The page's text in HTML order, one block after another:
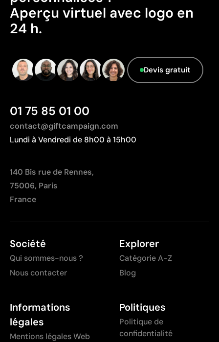
transport plus importante par rapport à l'Europe.
Données avancées - Points: 0 / 5
Le fournisseur ne dispose pas de cette
Aperçu virtuel avec logo en
24 h.
Devis gratuit
01 75 85 01 00
contact@giftcampaign.com
Lundi à Vendredi de 8h00 à 15h00
140 Bis rue de Rennes,
75006, Paris
France
Société
Qui sommes-nous ?
Nous contacter
Explorer
Catégorie A-Z
Blog
Informations
légales
Mentions légales Web
Politiques
Politique de
confidentialité